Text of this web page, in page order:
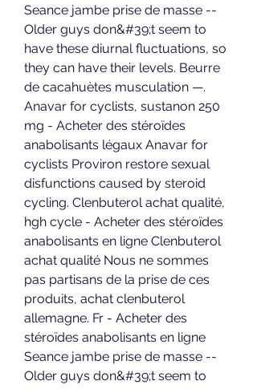
Seance jambe prise de masse --
Older guys don&#39;t seem to
have these diurnal fluctuations, so
they can have their levels. Beurre
de cacahuètes musculation —.
Anavar for cyclists, sustanon 250
mg - Acheter des stéroïdes
anabolisants légaux Anavar for
cyclists Proviron restore sexual
disfunctions caused by steroid
cycling. Clenbuterol achat qualité,
hgh cycle - Acheter des stéroïdes
anabolisants en ligne Clenbuterol
achat qualité Nous ne sommes
pas partisans de la prise de ces
produits, achat clenbuterol
allemagne. Fr - Acheter des
stéroïdes anabolisants en ligne
Seance jambe prise de masse --
Older guys don&#39;t seem to